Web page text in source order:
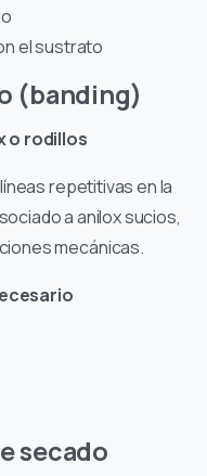
el sustrato
(banding)
o rodillos
repetitivas en la
a anilox sucios,
mecánicas.
secado